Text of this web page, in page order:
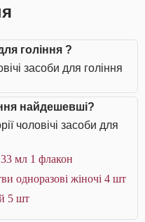
гоління ?
засоби для гоління
найдешевші?
чоловічі засоби для
мл 1 флакон
одноразові жіночі 4 шт
5 шт